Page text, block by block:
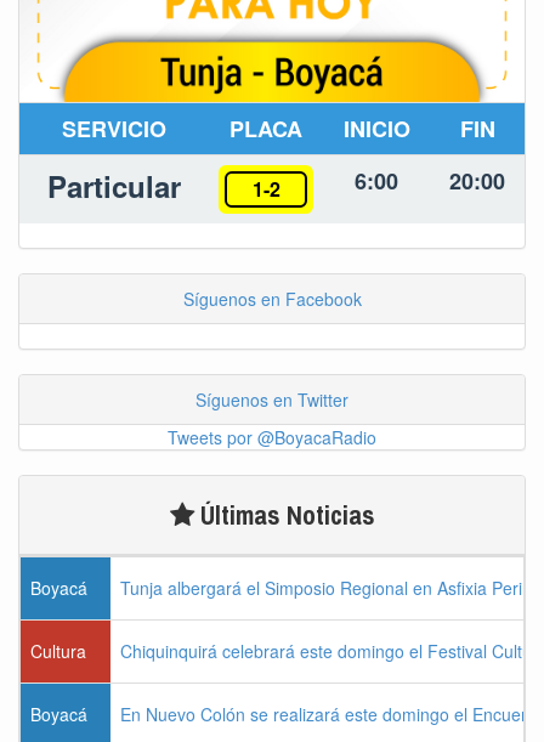
SERVICIO PLACA INICIO FIN
Particular 1-2 6:00 20:00
Síguenos en Facebook
Síguenos en Twitter
Tweets por @BoyacaRadio
Últimas Noticias
Boyacá Tunja albergará el Simposio Regional en Asfixia
Cultura Chiquinquirá celebrará este domingo el Festival
Boyacá En Nuevo Colón se realizará este domingo el